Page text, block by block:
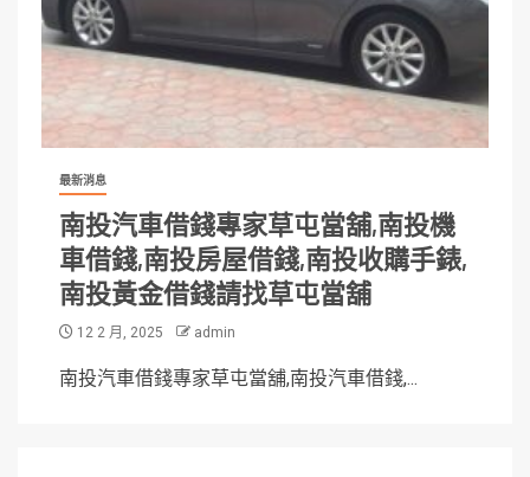
最新消息
南投汽車借錢專家草屯當舖,南投機
車借錢,南投房屋借錢,南投收購手錶,
南投黃金借錢請找草屯當舖
12 2 月, 2025 admin
南投汽車借錢專家草屯當舖,南投汽車借錢,...